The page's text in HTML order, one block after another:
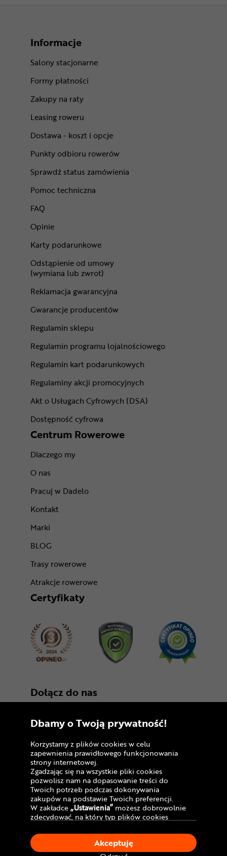
Informacje
Salony stacjonarne
Formy płatności
Zakupy na raty
Leasing roweru
Dostawa - koszt i opcje
Punkty odbioru rowerów
Sprawdź status zamówienia
Pomoc techniczna
FAQ
Opinie
Karty podarunkowe
Odstąpienie od umowy
(wymiana lub zwrot)
Reklamacja gwarancyjna
Gwarancje producentów
Regulamin sklepu
Regulamin programu lojalnościowego
Regulamin kart podarunkowych
Regulaminy akcji promocyjnych
Akt o Usługach Cyfrowych (DSA)
Dostępność cyfrowa
Centrum Rowerowe
Dlaczego my
O nas
Pracuj w Dadelo
Kontakt
Marki
BLOG
Trasy rowerowe
Atrakcje rowerowe
Certyfikaty
Dołącz do nas
Copyright © 2005 - 2026
Polityka prywatności i zasady korzystania z
serwisu
Informacja o plikach cookies
Mapa witryny
Dbamy o Twoją prywatność!
Korzystamy z plików cookies w celu
zapewnienia prawidłowego funkcjonowania
strony internetowej.
Zgadzając się na wszystkie pliki cookies
pozwolisz nam na dopasowanie treści do
Twoich potrzeb podczas dokonywania
zakupów na podstawie Twoich preferencji.
W zakładce„Ustawienia” możesz dobrowolnie
zdecydować, na który typ plików cookies
Klikając„Akceptuję”, wyrażasz zgodę na
stosowanie ciasteczek zgodnie z ustawieniami
Twojej przeglądarki.
Akceptuję